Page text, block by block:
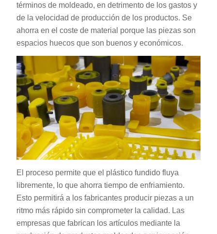
términos de moldeado, en detrimento de los gastos y
de la velocidad de producción de los productos. Se
ahorra en el coste de material porque las piezas son
espacios huecos que son buenos y económicos.
El proceso permite que el plástico fundido fluya
libremente, lo que ahorra tiempo de enfriamiento.
Esto permitirá a los fabricantes producir piezas a un
ritmo más rápido sin comprometer la calidad. Las
empresas que fabrican los artículos mediante la